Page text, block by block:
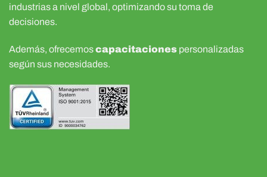
industrias a nivel global, optimizando su toma de
decisiones.
Además, ofrecemoscapacitaciones personalizadas
según sus necesidades.